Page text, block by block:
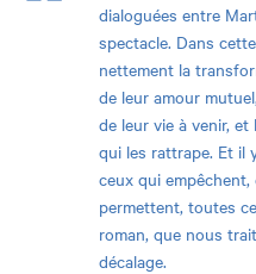
dialoguées entre
spectacle. Dans
nettement la
de leur amour
de leur vie à venir,
qui les rattrape. Et il
ceux qui
permettent, toutes
roman, que nous
décalage.